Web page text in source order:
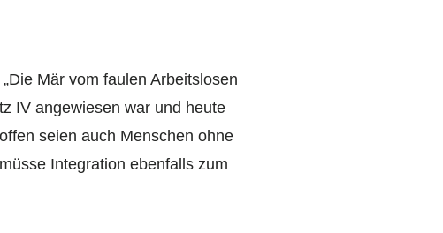
Mär vom faulen Arbeitslosen
IV angewiesen war und heute
seien auch Menschen ohne
Integration ebenfalls zum